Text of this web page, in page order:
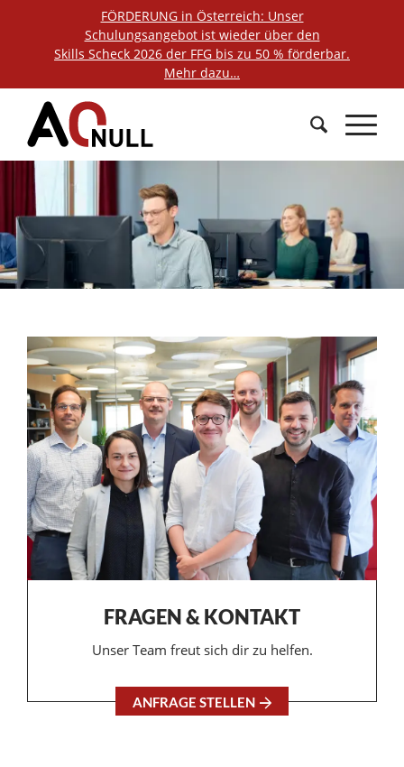
FÖRDERUNG in Österreich: Unser
Schulungsangebot ist wieder über den
Skills Scheck 2026 der FFG bis zu 50 % förderbar.
Mehr dazu…
FRAGEN & KONTAKT
Unser Team freut sich dir zu helfen.
ANFRAGE STELLEN